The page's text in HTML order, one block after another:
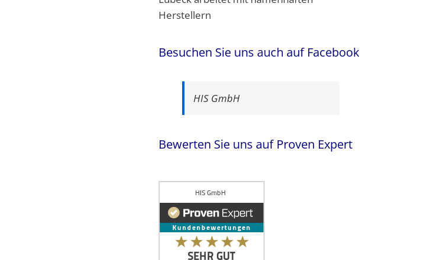
Besuchen Sie uns auch auf Facebook
HIS GmbH
Bewerten Sie uns auf Proven Expert